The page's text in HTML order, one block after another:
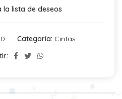
la lista de deseos
Categoría: Cintas